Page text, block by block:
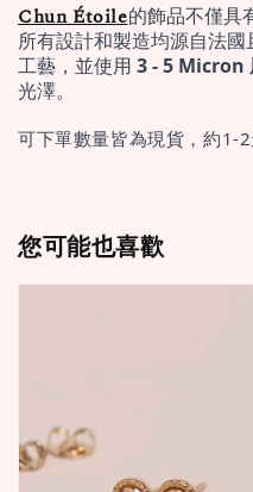
Chun Étoile的飾品不僅具
所有設計和製造均源自法
工藝，並使用 3 - 5 Micron
光澤。
可下單數量皆為現貨，約1-2
您可能也喜歡